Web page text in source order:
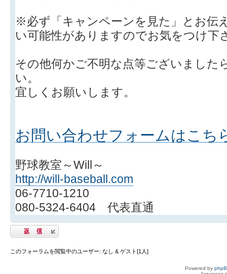
※必ず「キャンペーンを見た」とお伝
い可能性がありますのでお気をつけ下
その他何かご不明な点等ございました
い。
宜しくお願いします。
お問い合わせフォームはこち
野球教室～Will～
http://will-baseball.com
06-7710-1210
080-5324-6404 代表直通
返信する
このフォーラムを閲覧中のユーザー: なし & ゲスト[1人]
Powered by